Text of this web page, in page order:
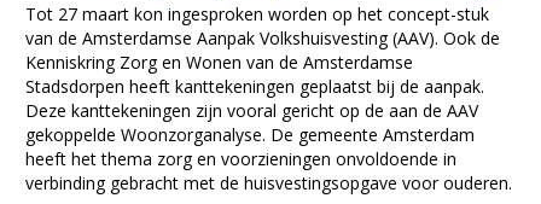
Tot 27 maart kon ingesproken worden op het concept-stuk
van de Amsterdamse Aanpak Volkshuisvesting (AAV). Ook de
Kenniskring Zorg en Wonen van de Amsterdamse
Stadsdorpen heeft kanttekeningen geplaatst bij de aanpak.
Deze kanttekeningen zijn vooral gericht op de aan de AAV
gekoppelde Woonzorganalyse. De gemeente Amsterdam
heeft het thema zorg en voorzieningen onvoldoende in
verbinding gebracht met de huisvestingsopgave voor ouderen.